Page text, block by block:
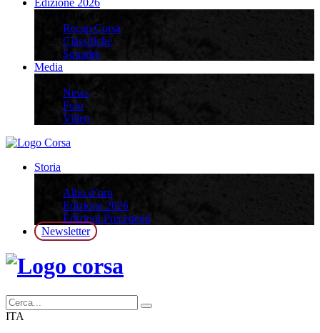
Edizione 2026
Recap Corsa
Classifiche
Squadre
Media
News
Foto
Video
Storia
Albo d’oro
Edizione 2026
Edizioni Precedenti
Newsletter
ITA